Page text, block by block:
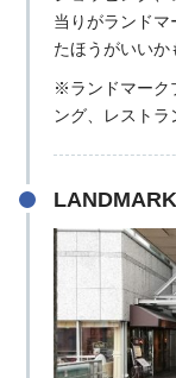
当りがランドマ
たほうがいいか
※ランドマーク
ング、レストラ